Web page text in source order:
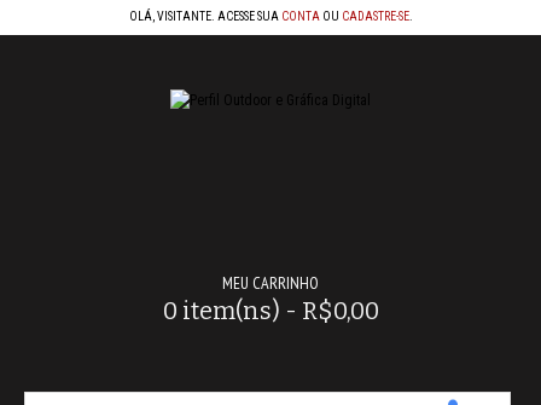
OLÁ, VISITANTE. ACESSE SUA CONTA OU CADASTRE-SE.
MEU CARRINHO
0 item(ns) - R$0,00